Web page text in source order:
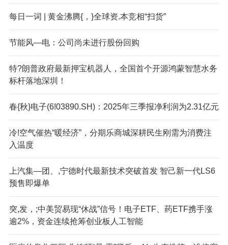
每日一词 | 黄金沸腾{，}全球资.本竞相“扫货”
节能风—电：公司尚未进行股份回购
特?朗普政府最新押宝机器人，全国首个开源鸿蒙智慧水务
标杆落地深圳！
春{秋}电子(6!03890.SH)：2025年三季报净利润为2.31亿元
冷!空气催热“暖经济”，分期乐商城深耕民生刚需为消费注
入温度
上汽集—团、,宁德时代最新技术突破首发 智己新一代LS6
预售即爆单
突,发，;中美贸易现“休战”信号！电子ETF、药ETF携手涨
逾2%，资金连续抢筹创业板人工智能